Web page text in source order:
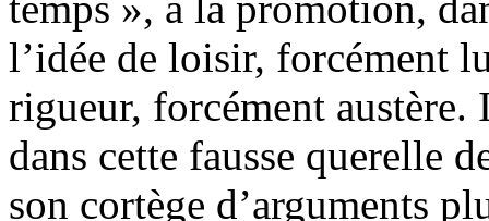
l’idée de loisir, forcément
rigueur, forcément austère.
dans cette fausse querelle
son cortège d’arguments